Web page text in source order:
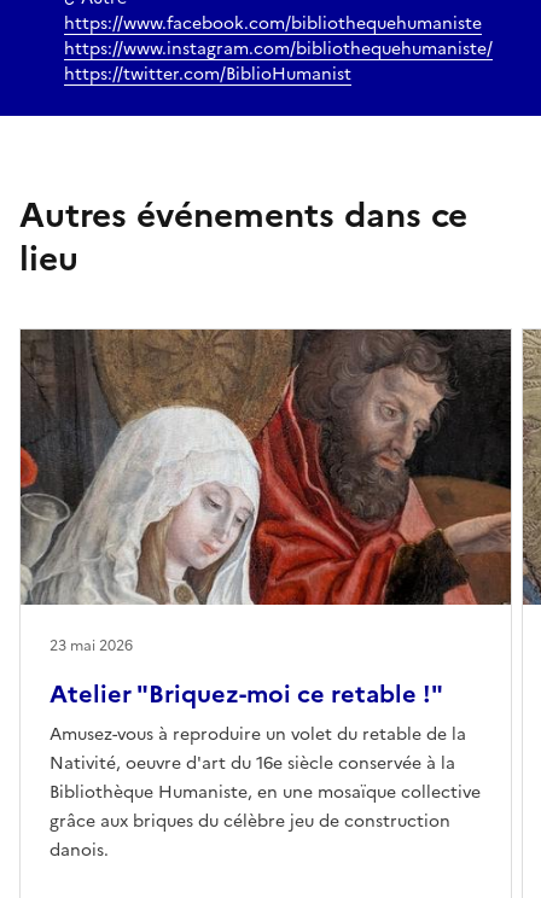
https://www.facebook.com/bibliothequehumaniste
https://www.instagram.com/bibliothequehumaniste/
https://twitter.com/BiblioHumanist
Autres événements dans ce
lieu
Atelier "Briquez-moi ce retable !"
Amusez-vous à reproduire un volet du retable de la
Nativité, oeuvre d'art du 16e siècle conservée à la
Bibliothèque Humaniste, en une mosaïque collective
grâce aux briques du célèbre jeu de construction
danois.
23 mai 2026